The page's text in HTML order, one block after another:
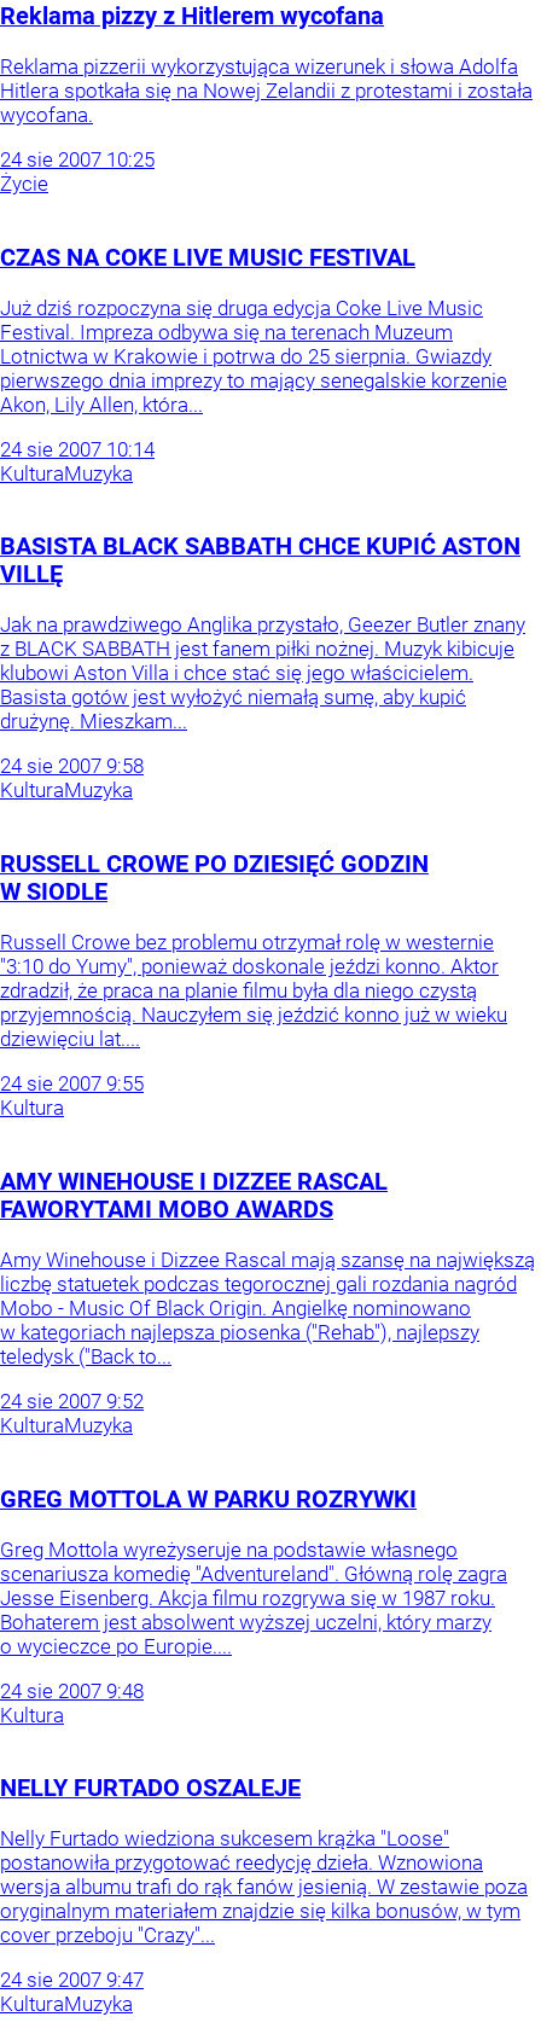
Reklama pizzy z Hitlerem wycofana
Reklama pizzerii wykorzystująca wizerunek i słowa Adolfa
Hitlera spotkała się na Nowej Zelandii z protestami i została
wycofana.
24 sie 2007 10:25
Życie
CZAS NA COKE LIVE MUSIC FESTIVAL
Już dziś rozpoczyna się druga edycja Coke Live Music
Festival. Impreza odbywa się na terenach Muzeum
Lotnictwa w Krakowie i potrwa do 25 sierpnia. Gwiazdy
pierwszego dnia imprezy to mający senegalskie korzenie
Akon, Lily Allen, która...
24 sie 2007 10:14
KulturaMuzyka
BASISTA BLACK SABBATH CHCE KUPIĆ ASTON
VILLĘ
Jak na prawdziwego Anglika przystało, Geezer Butler znany
z BLACK SABBATH jest fanem piłki nożnej. Muzyk kibicuje
klubowi Aston Villa i chce stać się jego właścicielem.
Basista gotów jest wyłożyć niemałą sumę, aby kupić
drużynę. Mieszkam...
24 sie 2007 9:58
KulturaMuzyka
RUSSELL CROWE PO DZIESIĘĆ GODZIN
W SIODLE
Russell Crowe bez problemu otrzymał rolę w westernie
"3:10 do Yumy", ponieważ doskonale jeździ konno. Aktor
zdradził, że praca na planie filmu była dla niego czystą
przyjemnością. Nauczyłem się jeździć konno już w wieku
dziewięciu lat....
24 sie 2007 9:55
Kultura
AMY WINEHOUSE I DIZZEE RASCAL
FAWORYTAMI MOBO AWARDS
Amy Winehouse i Dizzee Rascal mają szansę na największą
liczbę statuetek podczas tegorocznej gali rozdania nagród
Mobo - Music Of Black Origin. Angielkę nominowano
w kategoriach najlepsza piosenka ("Rehab"), najlepszy
teledysk ("Back to...
24 sie 2007 9:52
KulturaMuzyka
GREG MOTTOLA W PARKU ROZRYWKI
Greg Mottola wyreżyseruje na podstawie własnego
scenariusza komedię "Adventureland". Główną rolę zagra
Jesse Eisenberg. Akcja filmu rozgrywa się w 1987 roku.
Bohaterem jest absolwent wyższej uczelni, który marzy
o wycieczce po Europie....
24 sie 2007 9:48
Kultura
NELLY FURTADO OSZALEJE
Nelly Furtado wiedziona sukcesem krążka "Loose"
postanowiła przygotować reedycję dzieła. Wznowiona
wersja albumu trafi do rąk fanów jesienią. W zestawie poza
oryginalnym materiałem znajdzie się kilka bonusów, w tym
cover przeboju "Crazy"...
24 sie 2007 9:47
KulturaMuzyka